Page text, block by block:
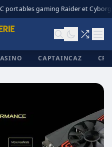
portables gaming Raider et
CAPTAINCAZ